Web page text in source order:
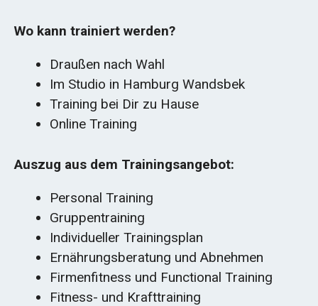
Wo kann trainiert werden?
Draußen nach Wahl
Im Studio in Hamburg Wandsbek
Training bei Dir zu Hause
Online Training
Auszug aus dem Trainingsangebot:
Personal Training
Gruppentraining
Individueller Trainingsplan
Ernährungsberatung und Abnehmen
Firmenfitness und Functional Training
Fitness- und Krafttraining